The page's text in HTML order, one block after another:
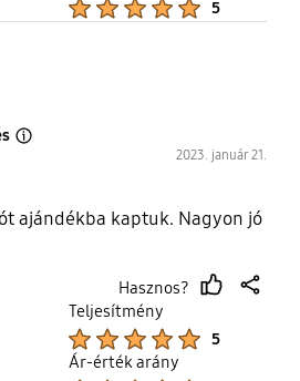
5
2023. január 21.
ajándékba kaptuk. Nagyon jó
Hasznos?
up
Teljesítmény
5
Ár-érték arány